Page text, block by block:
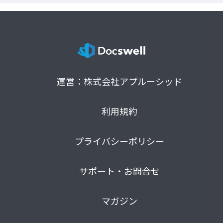
運営：株式会社アプルーシッド
利用規約
プライバシーポリシー
サポート・お問合せ
マガジン